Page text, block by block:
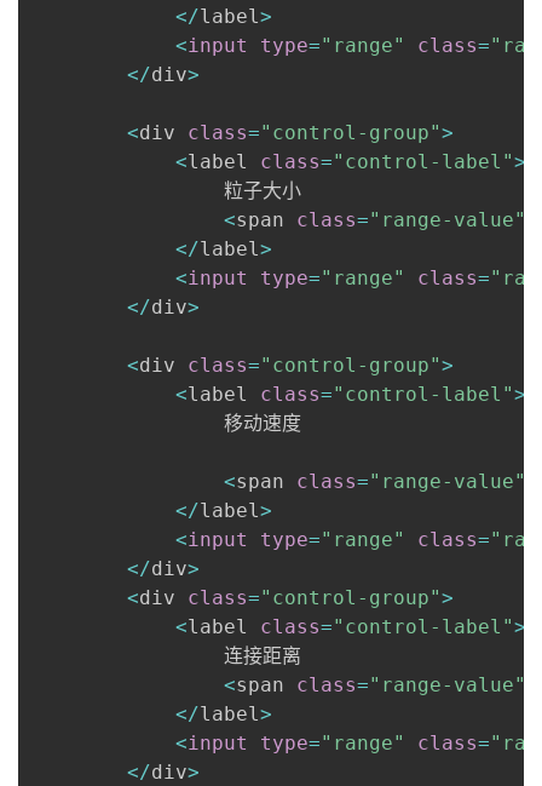
</label>
<input type="range" class=
</div>
<div class="control-group">
<label class="control-label">
                粒子大小
<span class="range-value"
</label>
<input type="range" class=
</div>
<div class="control-group">
<label class="control-label">
                移动速度
<span class="range-value"
</label>
<input type="range" class=
</div>
<div class="control-group">
<label class="control-label">
                连接距离
<span class="range-value"
</label>
<input type="range" class=
</div>